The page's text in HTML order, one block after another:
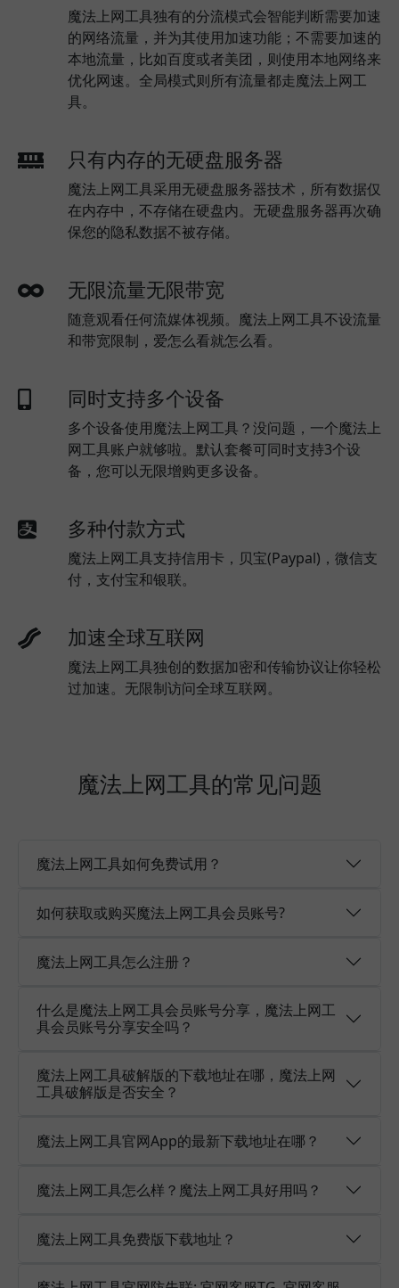
魔法上网工具独有的分流模式会智能判断需要加速
的网络流量，并为其使用加速功能；不需要加速的
本地流量，比如百度或者美团，则使用本地网络来
优化网速。全局模式则所有流量都走魔法上网工
具。
只有内存的无硬盘服务器
魔法上网工具采用无硬盘服务器技术，所有数据仅
在内存中，不存储在硬盘内。无硬盘服务器再次确
保您的隐私数据不被存储。
无限流量无限带宽
随意观看任何流媒体视频。魔法上网工具不设流量
和带宽限制，爱怎么看就怎么看。
同时支持多个设备
多个设备使用魔法上网工具？没问题，一个魔法上
网工具账户就够啦。默认套餐可同时支持3个设
备，您可以无限增购更多设备。
多种付款方式
魔法上网工具支持信用卡，贝宝(Paypal)，微信支
付，支付宝和银联。
加速全球互联网
魔法上网工具独创的数据加密和传输协议让你轻松
过加速。无限制访问全球互联网。
魔法上网工具的常见问题
魔法上网工具如何免费试用？
如何获取或购买魔法上网工具会员账号?
魔法上网工具怎么注册？
什么是魔法上网工具会员账号分享，魔法上网工
具会员账号分享安全吗？
魔法上网工具破解版的下载地址在哪，魔法上网
工具破解版是否安全？
魔法上网工具官网App的最新下载地址在哪？
魔法上网工具怎么样？魔法上网工具好用吗？
魔法上网工具免费版下载地址？